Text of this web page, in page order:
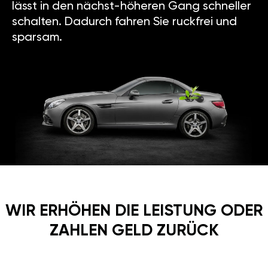
lässt in den nächst-höheren Gang schneller
schalten. Dadurch fahren Sie ruckfrei und
sparsam.
WIR ERHÖHEN DIE LEISTUNG ODER
ZAHLEN GELD ZURÜCK